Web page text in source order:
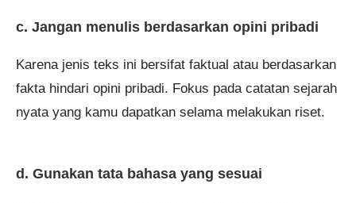
c. Jangan menulis berdasarkan opini pribadi
Karena jenis teks ini bersifat faktual atau berdasarkan
fakta hindari opini pribadi. Fokus pada catatan sejarah
nyata yang kamu dapatkan selama melakukan riset.
d. Gunakan tata bahasa yang sesuai